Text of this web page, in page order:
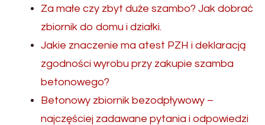
Za małe czy zbyt duże szambo? Jak dobrać
zbiornik do domu i działki.
Jakie znaczenie ma atest PZH i deklaracją
zgodności wyrobu przy zakupie szamba
betonowego?
Betonowy zbiornik bezodpływowy –
najczęściej zadawane pytania i odpowiedzi